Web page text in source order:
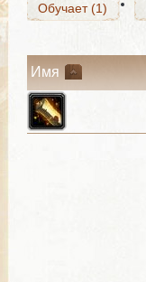
Обучает (1)
Имя